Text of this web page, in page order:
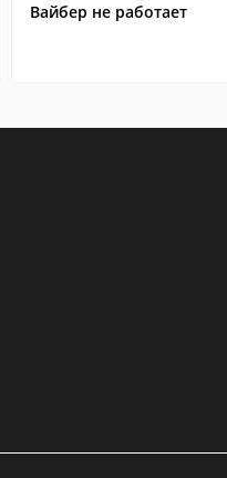
Вайбер не работает